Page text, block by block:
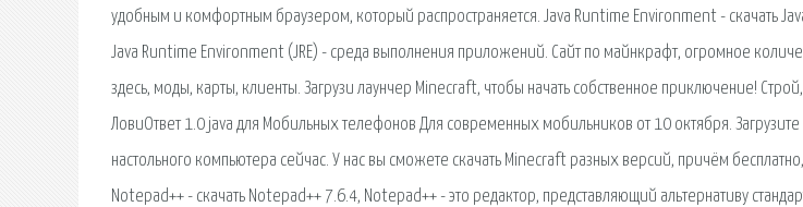
удобным и комфортным браузером, который распространяется. Java Runtime Environment - скачать
Java Runtime Environment (JRE) - среда выполнения приложений. Сайт по майнкрафт, огромное
здесь, моды, карты, клиенты. Загрузи лаунчер Minecraft, чтобы начать собственное приключение!
ЛовиОтвет 1.0 java для Мобильных телефонов Для современных мобильников от 10 октября.
настольного компьютера сейчас. У нас вы сможете скачать Minecraft разных версий, причём
Notepad++ - скачать Notepad++ 7.6.4, Notepad++ - это редактор, представляющий альтернативу